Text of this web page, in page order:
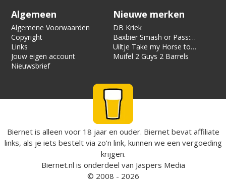
Algemeen
Algemene Voorwaarden
Copyright
Links
Jouw eigen account
Nieuwsbrief
Nieuwe merken
DB Kriek
Baxbier Smash or Pass:
Strata
Uiltje Take my Horse to
the Hotel Room
Muifel 2 Guys 2 Barrels
Biernet is alleen voor 18 jaar en ouder. Biernet bevat affiliate
links, als je iets bestelt via zo’n link, kunnen we een vergoeding
krijgen.
Biernet.nl is onderdeel van Jaspers Media
© 2008 - 2026